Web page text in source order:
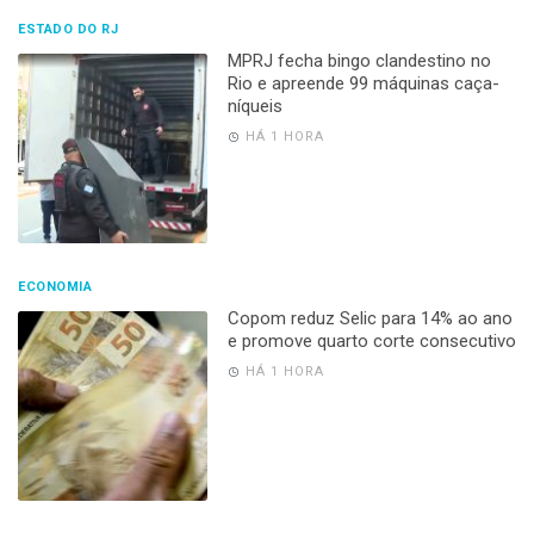
ESTADO DO RJ
MPRJ fecha bingo clandestino no
Rio e apreende 99 máquinas caça-
níqueis
HÁ 1 HORA
ECONOMIA
Copom reduz Selic para 14% ao ano
e promove quarto corte consecutivo
HÁ 1 HORA